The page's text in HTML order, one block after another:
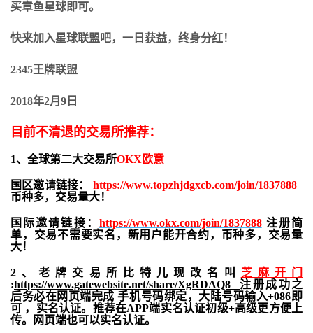
买章鱼星球即可。
快来加入星球联盟吧， 一日获益，终身分红！
2345王牌联盟
2018年2月9日
目前不清退的交易所推荐：
1、全球第二大交易所OKX欧意
国区邀请链接： https://www.topzhjdgxcb.com/join/1837888
币种多，交易量大！
国际邀请链接： https://www.okx.com/join/1837888注册简
单，交易不需要实名，新用户能开合约， 币种多，交易量
大！
2、老牌交易所比特儿现改名叫 芝麻开门
:https://www.gatewebsite.net/share/XgRDAQ8 注册成功之
后务必在网页端完成 手机号码绑定，大陆号码输入+086即
可 ，实名认证。推荐在APP端实名认证初级+高级更方便上
传。网页端也可以实名认证。